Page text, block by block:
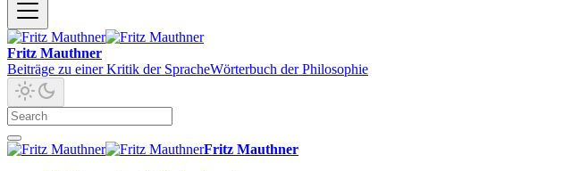
Fritz Mauthner
Beiträge zu einer Kritik der SpracheWörterbuch der Philosophie
Fritz Mauthner